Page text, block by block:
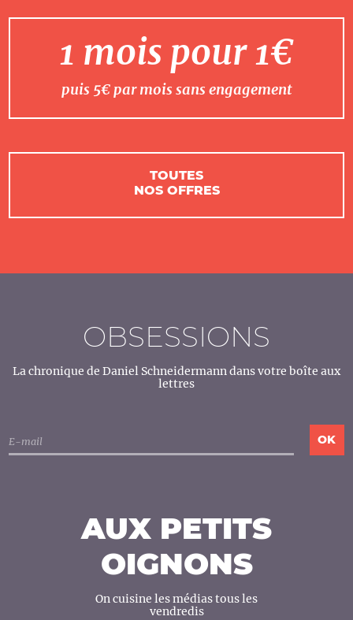
1 mois pour 1€
puis 5€ par mois sans engagement
TOUTES
NOS OFFRES
OBSESSIONS
La chronique de Daniel Schneidermann dans votre boîte aux
lettres
AUX PETITS
OIGNONS
On cuisine les médias tous les
vendredis